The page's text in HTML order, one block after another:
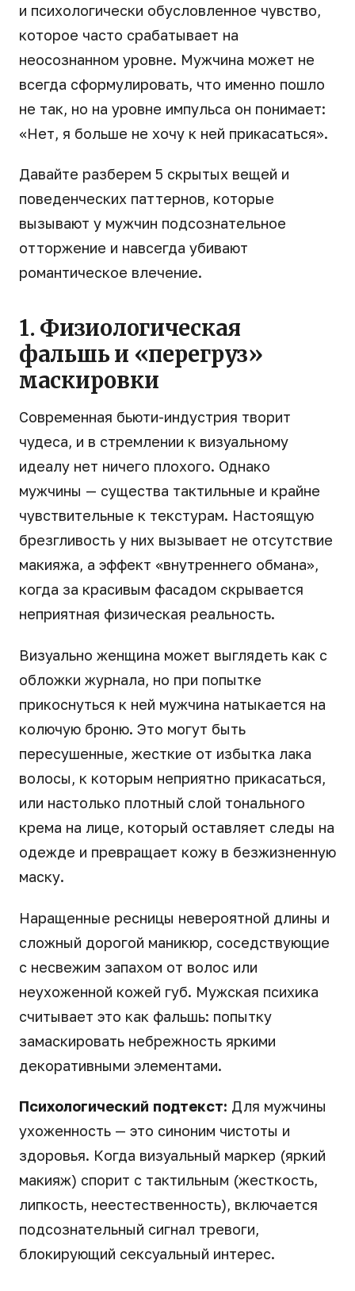
и психологически обусловленное чувство,
которое часто срабатывает на
неосознанном уровне. Мужчина может не
всегда сформулировать, что именно пошло
не так, но на уровне импульса он понимает:
«Нет, я больше не хочу к ней прикасаться».
Давайте разберем 5 скрытых вещей и
поведенческих паттернов, которые
вызывают у мужчин подсознательное
отторжение и навсегда убивают
романтическое влечение.
1. Физиологическая
фальшь и «перегруз»
маскировки
Современная бьюти-индустрия творит
чудеса, и в стремлении к визуальному
идеалу нет ничего плохого. Однако
мужчины — существа тактильные и крайне
чувствительные к текстурам. Настоящую
брезгливость у них вызывает не отсутствие
макияжа, а эффект «внутреннего обмана»,
когда за красивым фасадом скрывается
неприятная физическая реальность.
Визуально женщина может выглядеть как с
обложки журнала, но при попытке
прикоснуться к ней мужчина натыкается на
колючую броню. Это могут быть
пересушенные, жесткие от избытка лака
волосы, к которым неприятно прикасаться,
или настолько плотный слой тонального
крема на лице, который оставляет следы на
одежде и превращает кожу в безжизненную
маску.
Наращенные ресницы невероятной длины и
сложный дорогой маникюр, соседствующие
с несвежим запахом от волос или
неухоженной кожей губ. Мужская психика
считывает это как фальшь: попытку
замаскировать небрежность яркими
декоративными элементами.
Психологический подтекст: Для мужчины
ухоженность — это синоним чистоты и
здоровья. Когда визуальный маркер (яркий
макияж) спорит с тактильным (жесткость,
липкость, неестественность), включается
подсознательный сигнал тревоги,
блокирующий сексуальный интерес.